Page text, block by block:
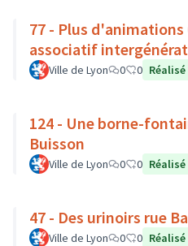
77 - Plus d'animations
associatif
Ville de Lyon 0 0 Réalisé
124 - Une borne-
Buisson
Ville de Lyon 0 0 Réalisé
47 - Des urinoirs rue
Ville de Lyon 0 0 Réalisé